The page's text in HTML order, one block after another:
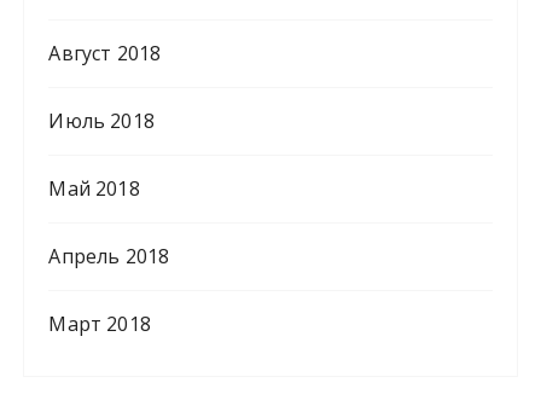
Август 2018
Июль 2018
Май 2018
Апрель 2018
Март 2018